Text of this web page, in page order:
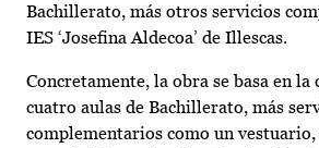
Bachillerato, más otros servicios
IES ‘Josefina Aldecoa’ de Illescas.
Concretamente, la obra se basa en la
cuatro aulas de Bachillerato, más
complementarios como un vestuario,